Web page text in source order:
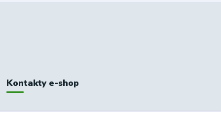
Kontakty e-shop
+420 326 748 155